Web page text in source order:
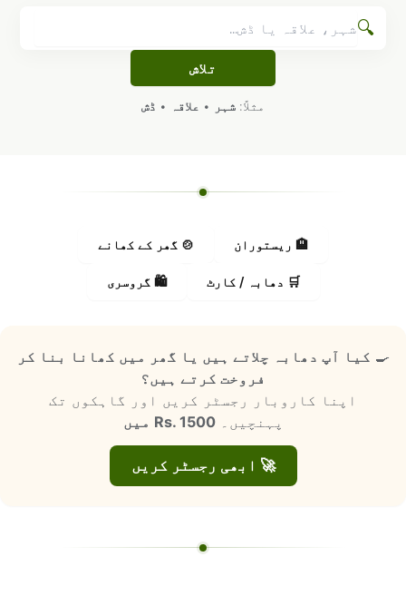
🔍
تلاش
مثلاً: شہر • علاقہ • ڈش
🏨 ریستوران 🍲 گھر کے کھانے
🛒 دھابہ / کارٹ 🛍️ گروسری
🍳 کیا آپ دھابہ چلاتے ہیں یا گھر میں کھانا بنا کر
فروخت کرتے ہیں؟
اپنا کاروبار رجسٹر کریں اور گاہکوں تک
پہنچیں۔Rs. 1500 میں
🚀 ابھی رجسٹر کریں